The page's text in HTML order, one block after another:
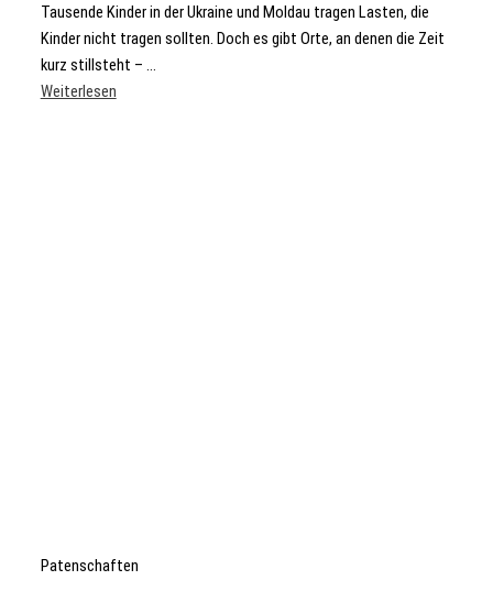
Tausende Kinder in der Ukraine und Moldau tragen Lasten, die
Kinder nicht tragen sollten. Doch es gibt Orte, an denen die Zeit
kurz stillsteht – ...
Weiterlesen
Patenschaften